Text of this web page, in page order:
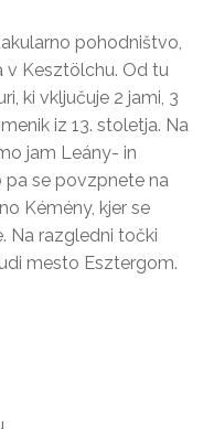
pohodništvo,
Kesztölchu. Od tu
ki vključuje 2 jami, 3
iz 13. stoletja. Na
jam Leány- in
pa se povzpnete na
Kémény, kjer se
Na razgledni točki
mesto Esztergom.